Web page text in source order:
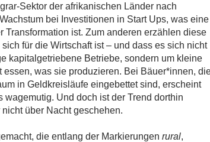
Sektor der afrikanischen Länder nach
bei Investitionen in Start Ups, was eine
ist. Zum anderen erzählen diese
für die Wirtschaft ist – und dass es sich nicht
kapitalgetriebene Betriebe, sondern um kleine
was sie produzieren. Bei Bäuer*innen,
in Geldkreisläufe eingebettet sind, erscheint
Und doch ist der Trend dorthin
über Nacht geschehen.
die entlang der Markierungen rural,